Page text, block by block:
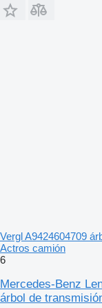
Vergl A9424604709
Actros camión
6
Mercedes-Benz
árbol de